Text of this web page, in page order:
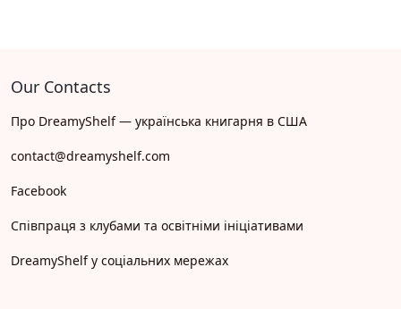
Our Contacts
Про DreamyShelf — українська книгарня в США
contact@dreamyshelf.com
Facebook
Співпраця з клубами та освітніми ініціативами
DreamyShelf у соціальних мережах